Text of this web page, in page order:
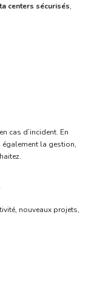
centers sécurisés,
cas d’incident. En
la gestion,
nouveaux projets,